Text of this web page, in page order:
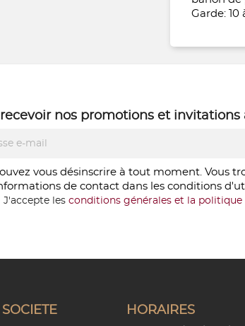
Garde: 10
nos promotionset invitations
vous désinscrire à tout moment. Vous
de contact dans les conditions
J'accepte les conditions générales et la
HORAIRES